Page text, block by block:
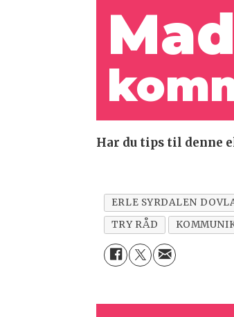
Har du tips til denne
ERLE SYRDALEN
TRY RÅD